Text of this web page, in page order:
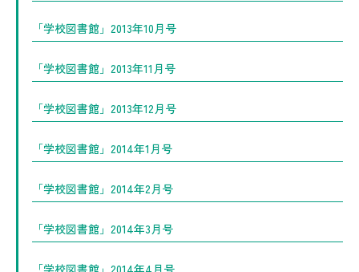
「学校図書館」2013年10月号
「学校図書館」2013年11月号
「学校図書館」2013年12月号
「学校図書館」2014年1月号
「学校図書館」2014年2月号
「学校図書館」2014年3月号
「学校図書館」2014年4月号